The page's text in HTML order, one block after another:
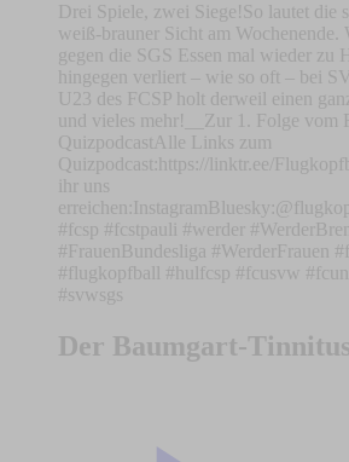
Drei Spiele, zwei Siege!So lautet die
weiß-brauner Sicht am Wochenende.
gegen die SGS Essen mal wieder zu
hingegen verliert – wie so oft – bei
U23 des FCSP holt derweil einen
und vieles mehr!__⁠Zur 1. Folge vom
Quizpodcast⁠Alle Links zum
Quizpodcast:https://linktr.ee/
ihr uns
#fcsp #fcstpauli #werder
#FrauenBundesliga #WerderFrauen
#flugkopfball #hulfcsp #fcusvw
#svwsgs
Der Baumgart-Tinnitus